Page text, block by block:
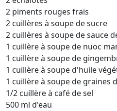
2 piments rouges frais
2 cuillères à soupe de sucre
2 cuillères à soupe de sauce
1 cuillère à soupe de nuoc
1 cuillère à soupe de
1 cuillère à soupe d'huile
1 cuillère à soupe de graines
1/2 cuillère à café de sel
500 ml d'eau